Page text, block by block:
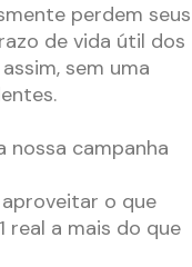
perdem seus
de vida útil dos
sem uma
nossa campanha
aproveitar o que
real a mais do que